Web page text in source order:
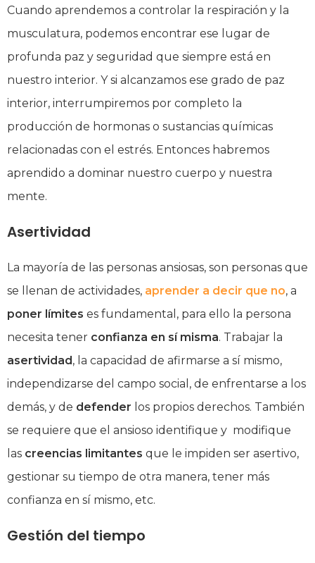
Cuando aprendemos a controlar la respiración y la
musculatura, podemos encontrar ese lugar de
profunda paz y seguridad que siempre está en
nuestro interior. Y si alcanzamos ese grado de paz
interior, interrumpiremos por completo la
producción de hormonas o sustancias químicas
relacionadas con el estrés. Entonces habremos
aprendido a dominar nuestro cuerpo y nuestra
mente.
Asertividad
La mayoría de las personas ansiosas, son personas que
se llenan de actividades, aprender a decir que no, a
poner límites es fundamental, para ello la persona
necesita tener confianza en sí misma. Trabajar la
asertividad, la capacidad de afirmarse a sí mismo,
independizarse del campo social, de enfrentarse a los
demás, y de defender los propios derechos. También
se requiere que el ansioso identifique y modifique
las creencias limitantes que le impiden ser asertivo,
gestionar su tiempo de otra manera, tener más
confianza en sí mismo, etc.
Gestión del tiempo